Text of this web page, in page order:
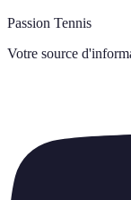
Passion Tennis
Votre source